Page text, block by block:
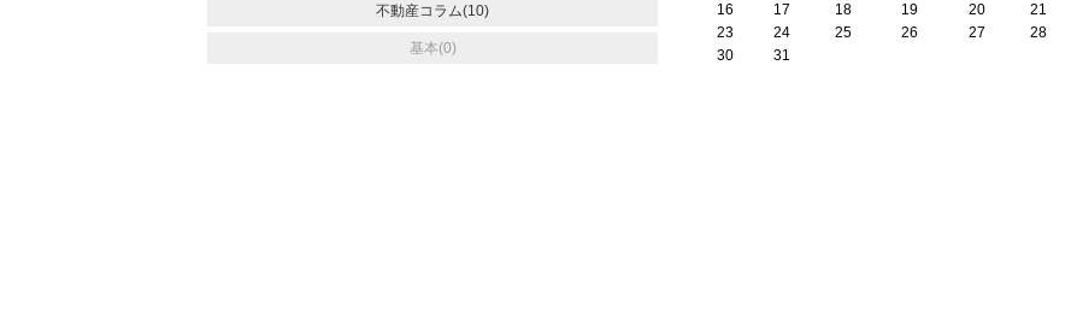
不動産コラム(10)
基本(0)
16
17 18 19 20 21
23
24 25 26 27 28
30
31